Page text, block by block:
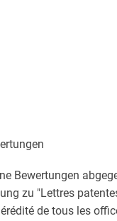
Bewertungen
zu "Lettres
de tous les